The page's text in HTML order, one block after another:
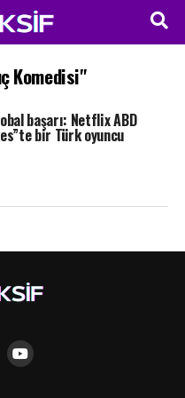
Komedisi"
başarı: Netflix ABD
bir Türk oyuncu